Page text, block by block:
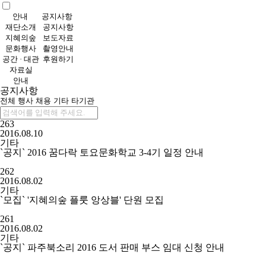
안내
재단소개
지혜의숲
문화행사
공간 · 대관
자료실
안내
공지사항
공지사항
보도자료
촬영안내
후원하기
공지사항
전체 행사 채용 기타 타기관
263
2016.08.10
기타
`공지` 2016 꿈다락 토요문화학교 3-4기 일정 안내
262
2016.08.02
기타
`모집` '지혜의숲 플룻 앙상블' 단원 모집
261
2016.08.02
기타
`공지` 파주북소리 2016 도서 판매 부스 임대 신청 안내